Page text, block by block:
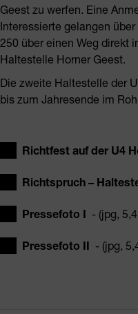
Geest zu werfen. Eine
Interessierte gelangen
250 über einen Weg direkt
Haltestelle Horner Geest.
Die zweite Haltestelle der
bis zum Jahresende im
Richtfest auf der U4
Richtspruch –
Pressefoto I - (jpg,
Pressefoto II - (jpg,